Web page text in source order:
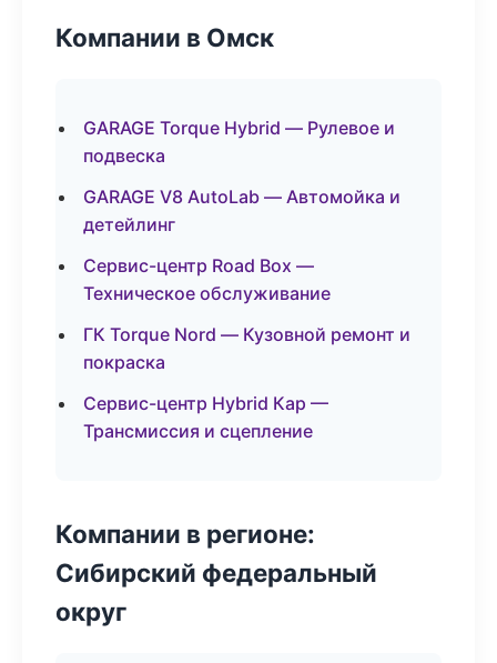
Компании в Омск
GARAGE Torque Hybrid — Рулевое и
подвеска
GARAGE V8 AutoLab — Автомойка и
детейлинг
Сервис-центр Road Box —
Техническое обслуживание
ГК Torque Nord — Кузовной ремонт и
покраска
Сервис-центр Hybrid Кар —
Трансмиссия и сцепление
Компании в регионе:
Сибирский федеральный
округ